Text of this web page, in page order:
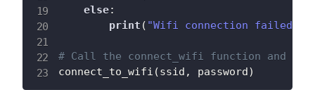
else:
print ( "Wifi connection failed
# Call the connect_wifi function and
connect_to_wifi (ssid , password )